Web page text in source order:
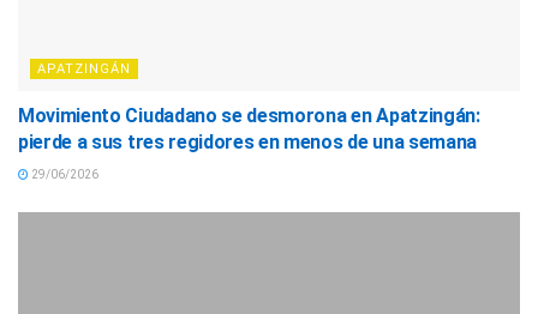
APATZINGÁN
Movimiento Ciudadano se desmorona en Apatzingán:
pierde a sus tres regidores en menos de una semana
29/06/2026